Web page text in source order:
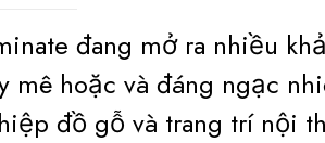
đang mở ra nhiều
mê hoặc và đáng ngạc
đồ gỗ và trang trí nội